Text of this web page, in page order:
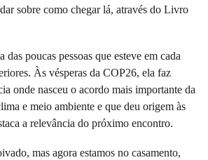
sobre como chegar lá, através do Livro
poucas pessoas que esteve em cada
Às vésperas da COP26, ela faz
onde nasceu o acordo mais importante da
e meio ambiente e que deu origem às
a relevância do próximo encontro.
mas agora estamos no casamento,